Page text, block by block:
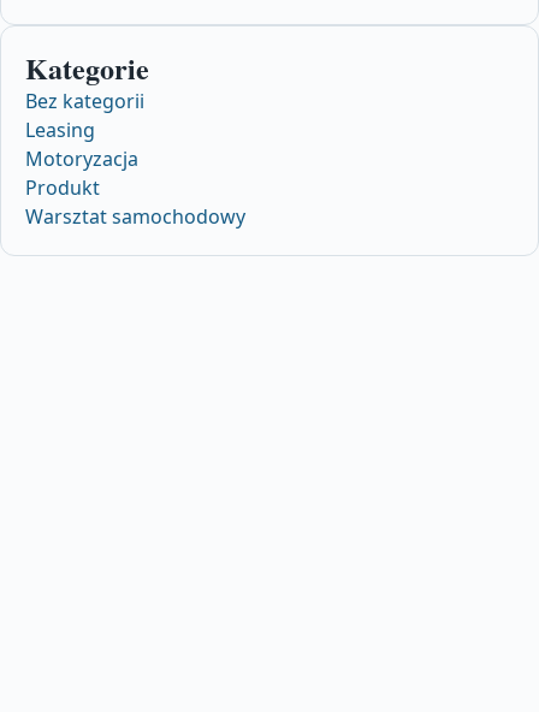
Kategorie
Bez kategorii
Leasing
Motoryzacja
Produkt
Warsztat samochodowy